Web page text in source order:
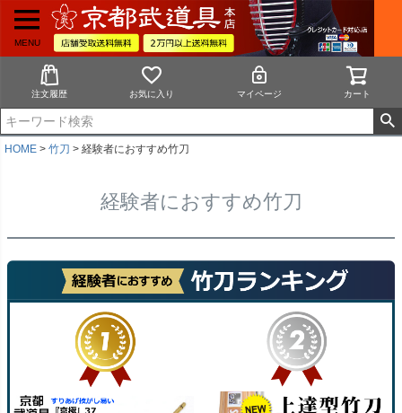
MENU
注文履歴 お気に入り マイページ カート
HOME 竹刀 経験者におすすめ竹刀
経験者におすすめ竹刀